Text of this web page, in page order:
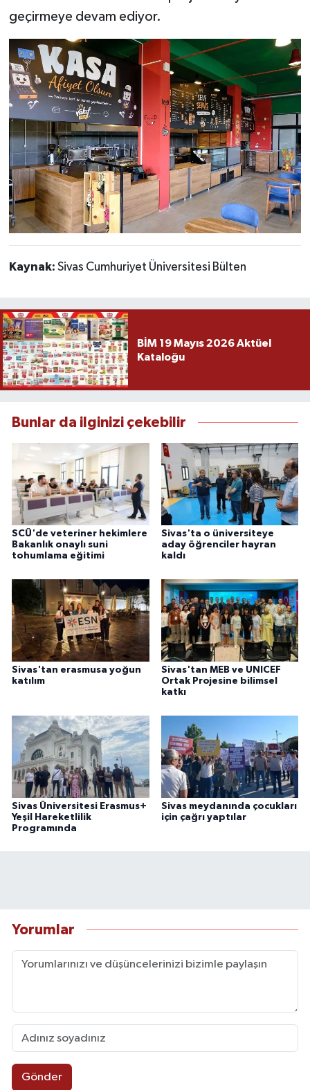
geçirmeye devam ediyor.
Kaynak: Sivas Cumhuriyet Üniversitesi Bülten
BİM 19 Mayıs 2026 Aktüel
Kataloğu
Bunlar da ilginizi çekebilir
SCÜ'de veteriner hekimlere
Bakanlık onaylı suni
tohumlama eğitimi
Sivas'ta o üniversiteye
aday öğrenciler hayran
kaldı
Sivas'tan erasmusa yoğun
katılım
Sivas'tan MEB ve UNICEF
Ortak Projesine bilimsel
katkı
Sivas Üniversitesi Erasmus+
Yeşil Hareketlilik
Programında
Sivas meydanında çocukları
için çağrı yaptılar
Yorumlar
Gönder